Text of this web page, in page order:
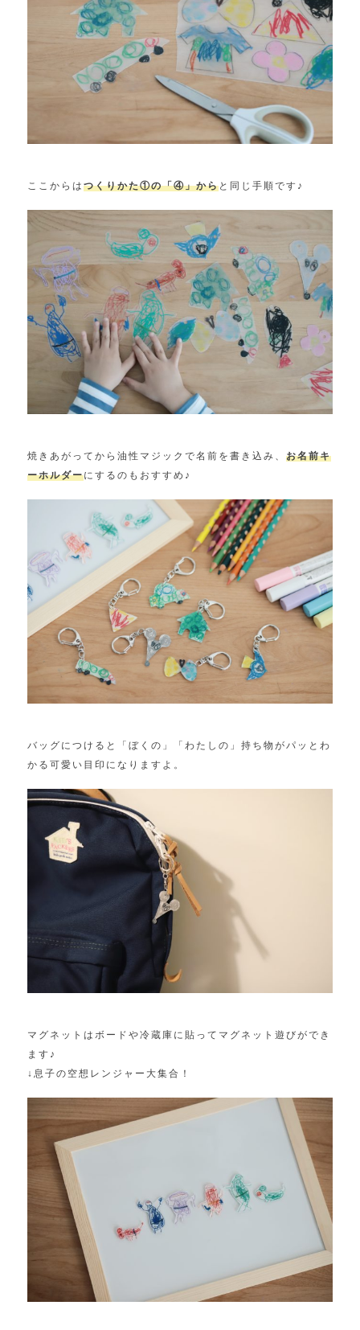
ここからは つくりかた①の「④」からと同じ手順です♪
焼きあがってから油性マジックで名前を書き込み、 お名前キ
ーホルダーにするのもおすすめ♪
バッグにつけると「ぼくの」「わたしの」持ち物がパッとわ
かる可愛い目印になりますよ。
マグネットはボードや冷蔵庫に貼ってマグネット遊びができ
ます♪
↓息子の空想レンジャー大集合！